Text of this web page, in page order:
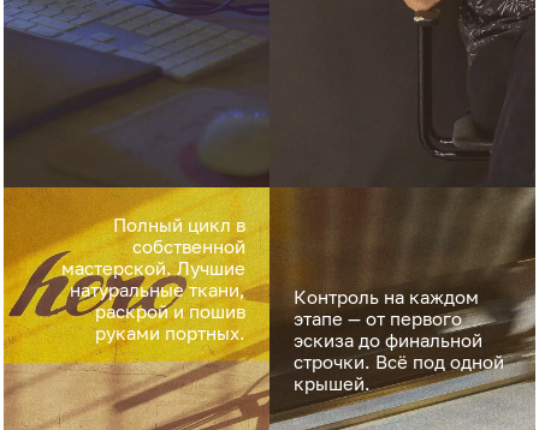
Полный цикл в
собственной
мастерской. Лучшие
натуральные ткани,
раскрой и пошив
руками портных.
Контроль на каждом
этапе — от первого
эскиза до финальной
строчки. Всё под одной
крышей.